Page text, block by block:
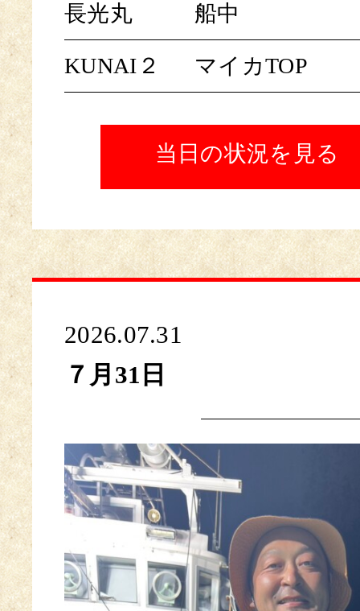
長光丸 船中
KUNAI２ マイカTOP
当日の状況を見る
2026.07.31
７月31日